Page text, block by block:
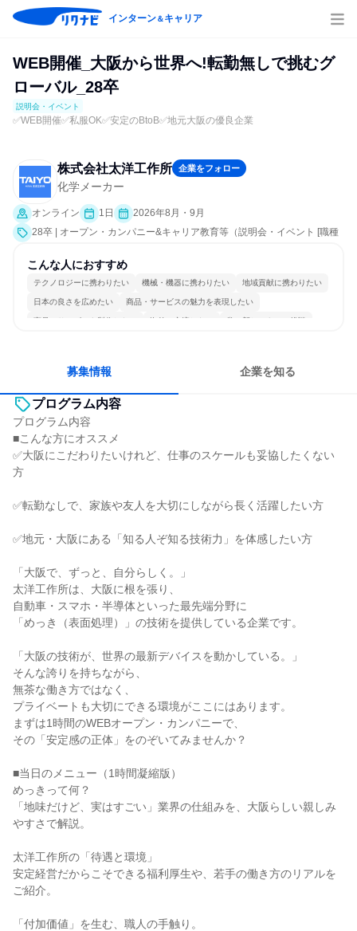
インターン＆キャリア
WEB開催_大阪から世界へ!転勤無しで挑むグ
ローバル_28卒
説明会・イベント
✅WEB開催✅私服OK✅安定のBtoB✅地元大阪の優良企業
株式会社太洋工作所 企業をフォロー
化学メーカー
オンライン 1日
2026年8月・9月
28卒 | オープン・カンパニー&キャリア教育等（説明会・イベント [職種
こんな人におすすめ
テクノロジーに携わりたい 機械・機器に携わりたい 地域貢献に携わりたい
日本の良さを広めたい 商品・サービスの魅力を表現したい
商品・サービスを製作したい 海外と交流したい 常に新しいものに挑戦
募集情報 企業を知る
プログラム内容
プログラム内容
■こんな方にオススメ
✅大阪にこだわりたいけれど、仕事のスケールも妥協したくない
方
✅転勤なしで、家族や友人を大切にしながら長く活躍したい方
✅地元・大阪にある「知る人ぞ知る技術力」を体感したい方
「大阪で、ずっと、自分らしく。」
太洋工作所は、大阪に根を張り、
自動車・スマホ・半導体といった最先端分野に
「めっき（表面処理）」の技術を提供している企業です。
「大阪の技術が、世界の最新デバイスを動かしている。」
そんな誇りを持ちながら、
無茶な働き方ではなく、
プライベートも大切にできる環境がここにはあります。
まずは1時間のWEBオープン・カンパニーで、
その「安定感の正体」をのぞいてみませんか？
■当日のメニュー（1時間凝縮版）
めっきって何？
「地味だけど、実はすごい」業界の仕組みを、大阪らしい親しみ
やすさで解説。
太洋工作所の「待遇と環境」
安定経営だからこそできる福利厚生や、若手の働き方のリアルを
ご紹介。
「付加価値」を生む、職人の手触り。